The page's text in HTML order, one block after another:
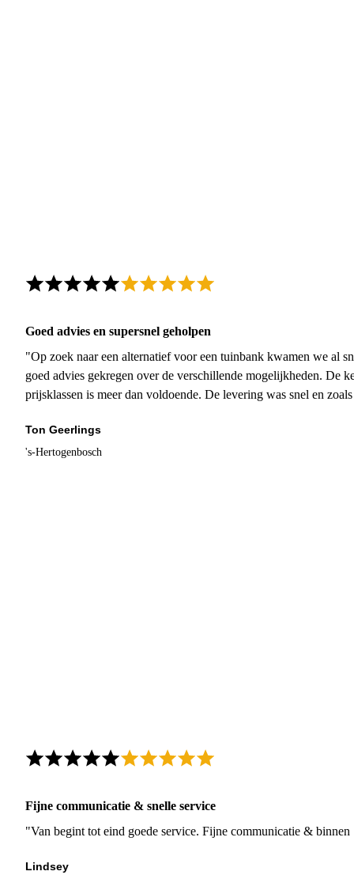
Goed advies en supersnel geholpen
"Op zoek naar een alternatief voor een tuinbank kwamen we al
goed advies gekregen over de verschillende mogelijkheden. De
prijsklassen is meer dan voldoende. De levering was snel en
Ton Geerlings
's-Hertogenbosch
Fijne communicatie & snelle service
"Van begint tot eind goede service. Fijne communicatie &
Lindsey